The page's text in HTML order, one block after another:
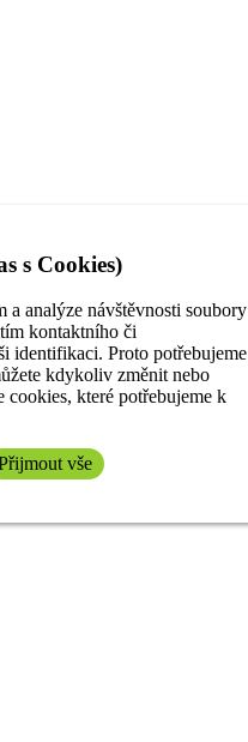
s Cookies)
a analýze návštěvnosti soubory
kontaktního či
identifikaci. Proto potřebujeme
kdykoliv změnit nebo
které potřebujeme k
vše